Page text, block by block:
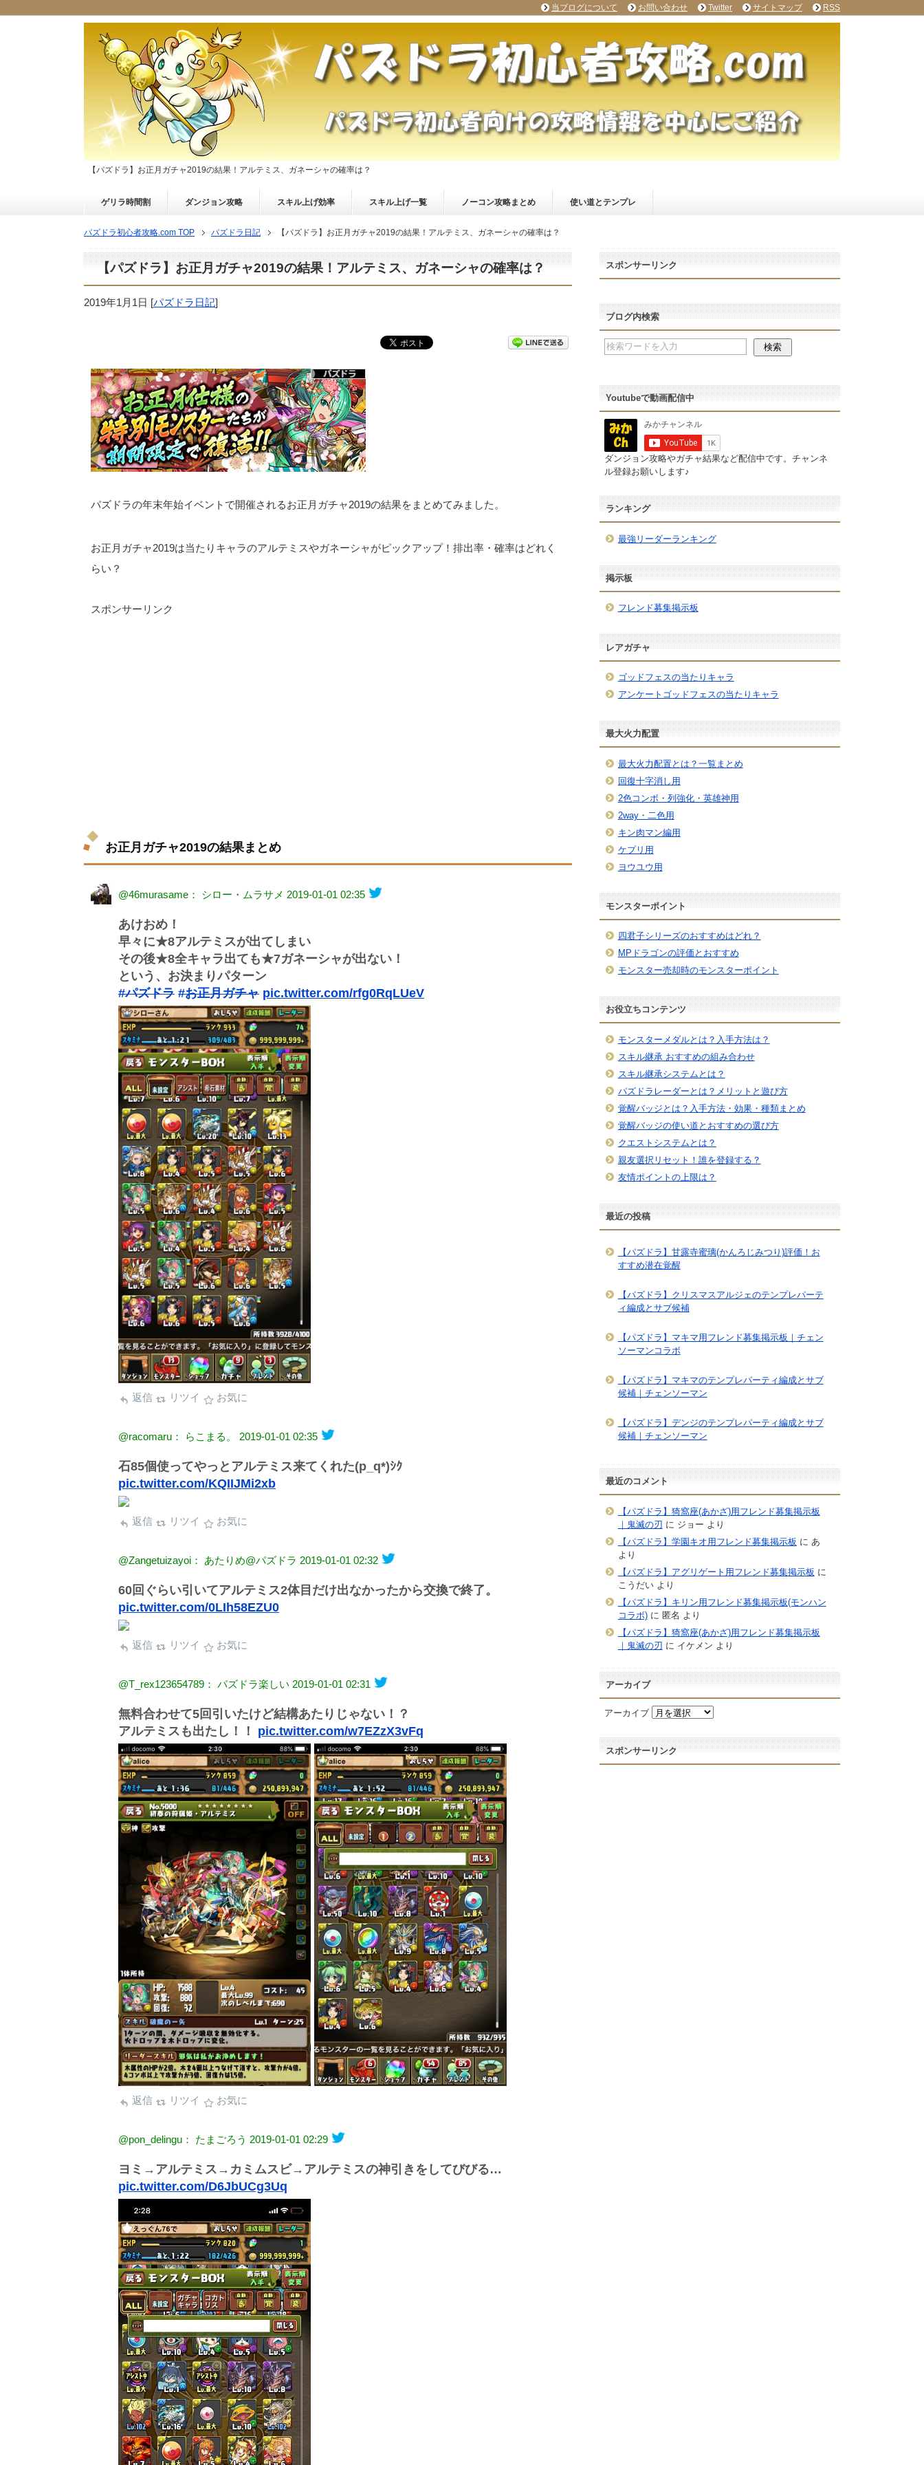
【パズドラ】お正月ガチャ2019の結果！アルテミス、ガネーシャの確率は？
ゲリラ時間割 ダンジョン攻略 スキル上げ効率 スキル上げ一覧 ノーコン攻略まとめ 使い道とテンプレ
パズドラ初心者攻略.com TOP パズドラ日記 【パズドラ】お正月ガチャ2019の結果！アルテミス、ガネーシャの確率は？
【パズドラ】お正月ガチャ2019の結果！アルテミス、ガネーシャの確率は？
2019年1月1日 [パズドラ日記]
パズドラの年末年始イベントで開催されるお正月ガチャ2019の結果をまとめてみました。
お正月ガチャ2019は当たりキャラのアルテミスやガネーシャがピックアップ！排出率・確率はどれく
らい？
スポンサーリンク
お正月ガチャ2019の結果まとめ
@46murasame： シロー・ムラサメ 2019-01-01 02:35
あけおめ！
早々に★8アルテミスが出てしまい
その後★8全キャラ出ても★7ガネーシャが出ない！
という、お決まりパターン
#パズドラ #お正月ガチャ pic.twitter.com/rfg0RqLUeV
返信 リツイ お気に
@racomaru： らこまる。 2019-01-01 02:35
石85個使ってやっとアルテミス来てくれた(p_q*)ｼｸ
pic.twitter.com/KQIIJMi2xb
返信 リツイ お気に
@Zangetuizayoi： あたりめ@パズドラ 2019-01-01 02:32
60回ぐらい引いてアルテミス2体目だけ出なかったから交換で終了。
pic.twitter.com/0LIh58EZU0
返信 リツイ お気に
@T_rex123654789： パズドラ楽しい 2019-01-01 02:31
無料合わせて5回引いたけど結構あたりじゃない！？
アルテミスも出たし！！ pic.twitter.com/w7EZzX3vFq
返信 リツイ お気に
@pon_delingu： たまごろう 2019-01-01 02:29
ヨミ→アルテミス→カミムスビ→アルテミスの神引きをしてびびる…
pic.twitter.com/D6JbUCg3Uq
スポンサーリンク
ブログ内検索
Youtubeで動画配信中
ダンジョン攻略やガチャ結果など配信中です。チャンネ
ル登録お願いします♪
ランキング
最強リーダーランキング
掲示板
フレンド募集掲示板
レアガチャ
ゴッドフェスの当たりキャラ
アンケートゴッドフェスの当たりキャラ
最大火力配置
最大火力配置とは？一覧まとめ
回復十字消し用
2色コンボ・列強化・英雄神用
2way・二色用
キン肉マン編用
ケプリ用
ヨウユウ用
モンスターポイント
四君子シリーズのおすすめはどれ？
MPドラゴンの評価とおすすめ
モンスター売却時のモンスターポイント
お役立ちコンテンツ
モンスターメダルとは？入手方法は？
スキル継承 おすすめの組み合わせ
スキル継承システムとは？
パズドラレーダーとは？メリットと遊び方
覚醒バッジとは？入手方法・効果・種類まとめ
覚醒バッジの使い道とおすすめの選び方
クエストシステムとは？
親友選択リセット！誰を登録する？
友情ポイントの上限は？
最近の投稿
【パズドラ】甘露寺蜜璃(かんろじみつり)評価！お
すすめ潜在覚醒
【パズドラ】クリスマスアルジェのテンプレパーテ
ィ編成とサブ候補
【パズドラ】マキマ用フレンド募集掲示板｜チェン
ソーマンコラボ
【パズドラ】マキマのテンプレパーティ編成とサブ
候補｜チェンソーマン
【パズドラ】デンジのテンプレパーティ編成とサブ
候補｜チェンソーマン
最近のコメント
【パズドラ】猗窩座(あかざ)用フレンド募集掲示板
｜鬼滅の刃 に ジョー より
【パズドラ】学園キオ用フレンド募集掲示板 に あ
より
【パズドラ】アグリゲート用フレンド募集掲示板 に
こうだいより
【パズドラ】キリン用フレンド募集掲示板(モンハン
コラボ)に 匿名 より
【パズドラ】猗窩座(あかざ)用フレンド募集掲示板
｜鬼滅の刃 に イケメン より
アーカイブ
アーカイブ
スポンサーリンク
当ブログについて お問い合わせ Twitter サイトマップ RSS